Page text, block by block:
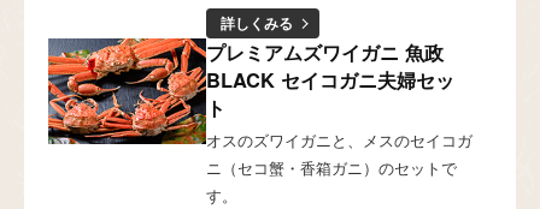
詳しくみる
プレミアムズワイガニ 魚政
BLACK セイコガニ夫婦セッ
ト
オスのズワイガニと、メスのセイコガ
ニ（セコ蟹・香箱ガニ）のセットで
す。